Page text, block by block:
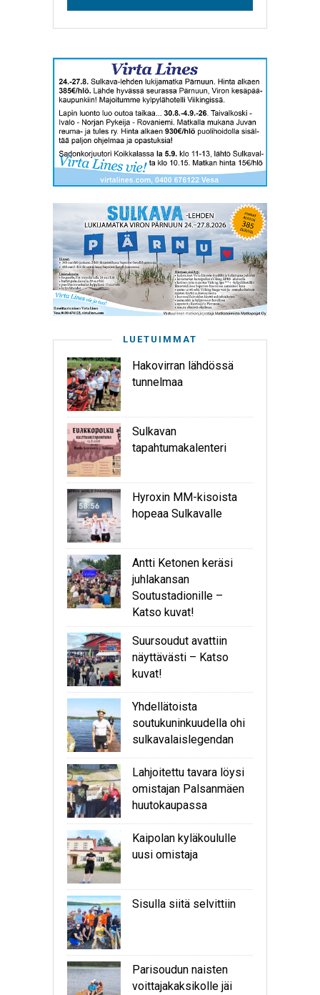
LUETUIMMAT
Hakovirran lähdössä
tunnelmaa
Sulkavan
tapahtumakalenteri
Hyroxin MM-kisoista
hopeaa Sulkavalle
Antti Ketonen keräsi
juhlakansan
Soutustadionille –
Katso kuvat!
Suursoudut avattiin
näyttävästi – Katso
kuvat!
Yhdellätoista
soutukuninkuudella ohi
sulkavalaislegendan
Lahjoitettu tavara löysi
omistajan Palsanmäen
huutokaupassa
Kaipolan kyläkoululle
uusi omistaja
Sisulla siitä selvittiin
Parisoudun naisten
voittajakaksikolle jäi